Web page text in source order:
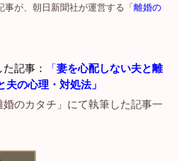
が、朝日新聞社が運営する「離婚の
記事： 「 妻を心配しない夫と離
夫の心理・対処法」
婚のカタチ 」にて執筆した記事一